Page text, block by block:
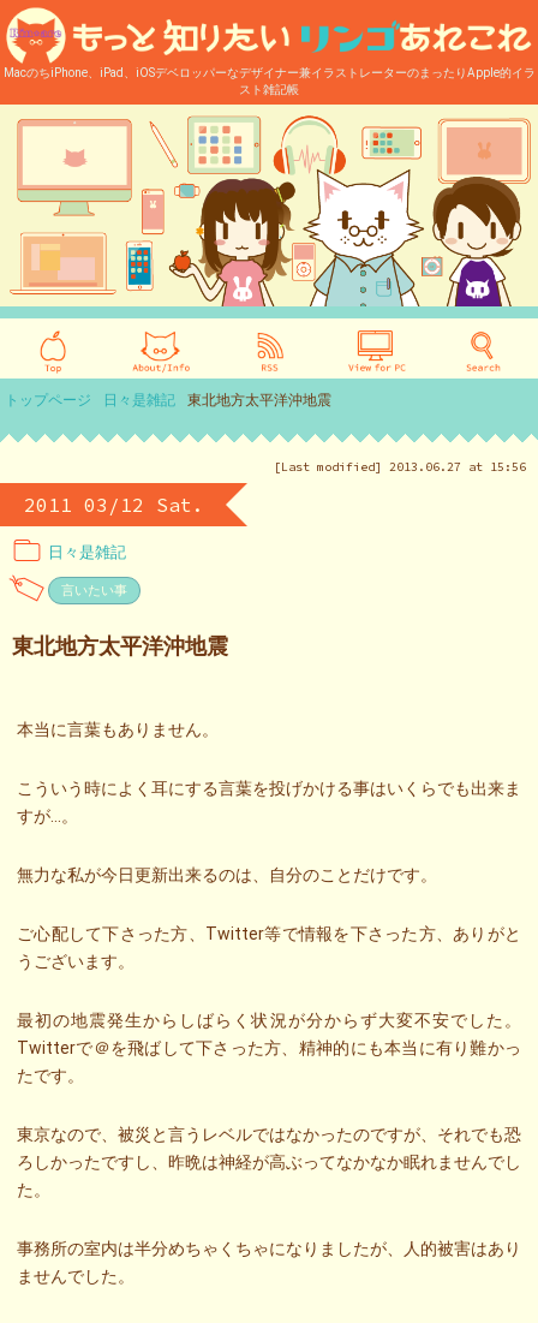
MacのちiPhone、iPad、iOSデベロッパーなデザイナー兼イラストレーターのまったりApple的イラ
スト雑記帳
トップページ 日々是雑記 東北地方太平洋沖地震
[Last modified] 2013.06.27 at 15:56
2011 03/12 Sat.
日々是雑記
言いたい事
東北地方太平洋沖地震
本当に言葉もありません。
こういう時によく耳にする言葉を投げかける事はいくらでも出来ま
すが…。
無力な私が今日更新出来るのは、自分のことだけです。
ご心配して下さった方、Twitter等で情報を下さった方、ありがと
うございます。
最初の地震発生からしばらく状況が分からず大変不安でした。
Twitterで＠を飛ばして下さった方、精神的にも本当に有り難かっ
たです。
東京なので、被災と言うレベルではなかったのですが、それでも恐
ろしかったですし、昨晩は神経が高ぶってなかなか眠れませんでし
た。
事務所の室内は半分めちゃくちゃになりましたが、人的被害はあり
ませんでした。